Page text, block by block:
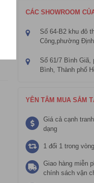
CÁC SHOWROOM
Số 64-B2 khu đô
Công,phường
Số 61/7 Bình Giã,
Bình, Thành phố
YÊN TÂM MUA SẮM
Giá cả cạnh
dạng
1 đổi 1 trong
Giao hàng miễn
chính sách vận